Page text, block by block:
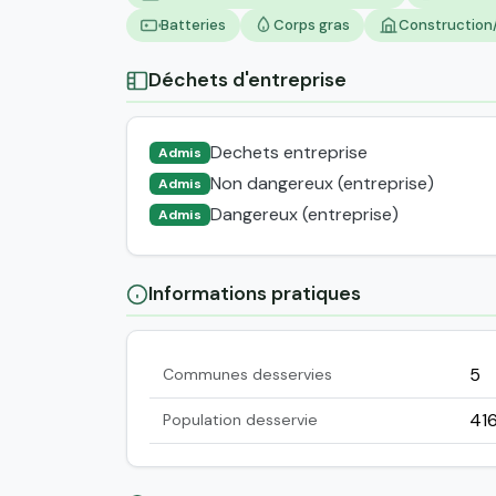
Batteries
Corps gras
Déchets d'entreprise
Admis Dechets entreprise
Admis Non dangereux (entreprise)
Admis Dangereux (entreprise)
Informations pratiques
Communes desservies 5
Population desservie